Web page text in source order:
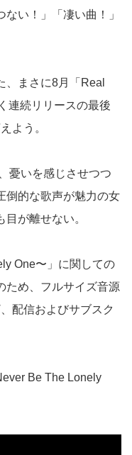
い！」「凄い曲！」
、まさに8月「Real
連続リリースの最後
よう。
憂いを感じさせつつ
倒的な歌声が魅力の女
が離せない。
One〜」に関しての
ため、フルサイズ音源
配信およびサブスク
Be The Lonely